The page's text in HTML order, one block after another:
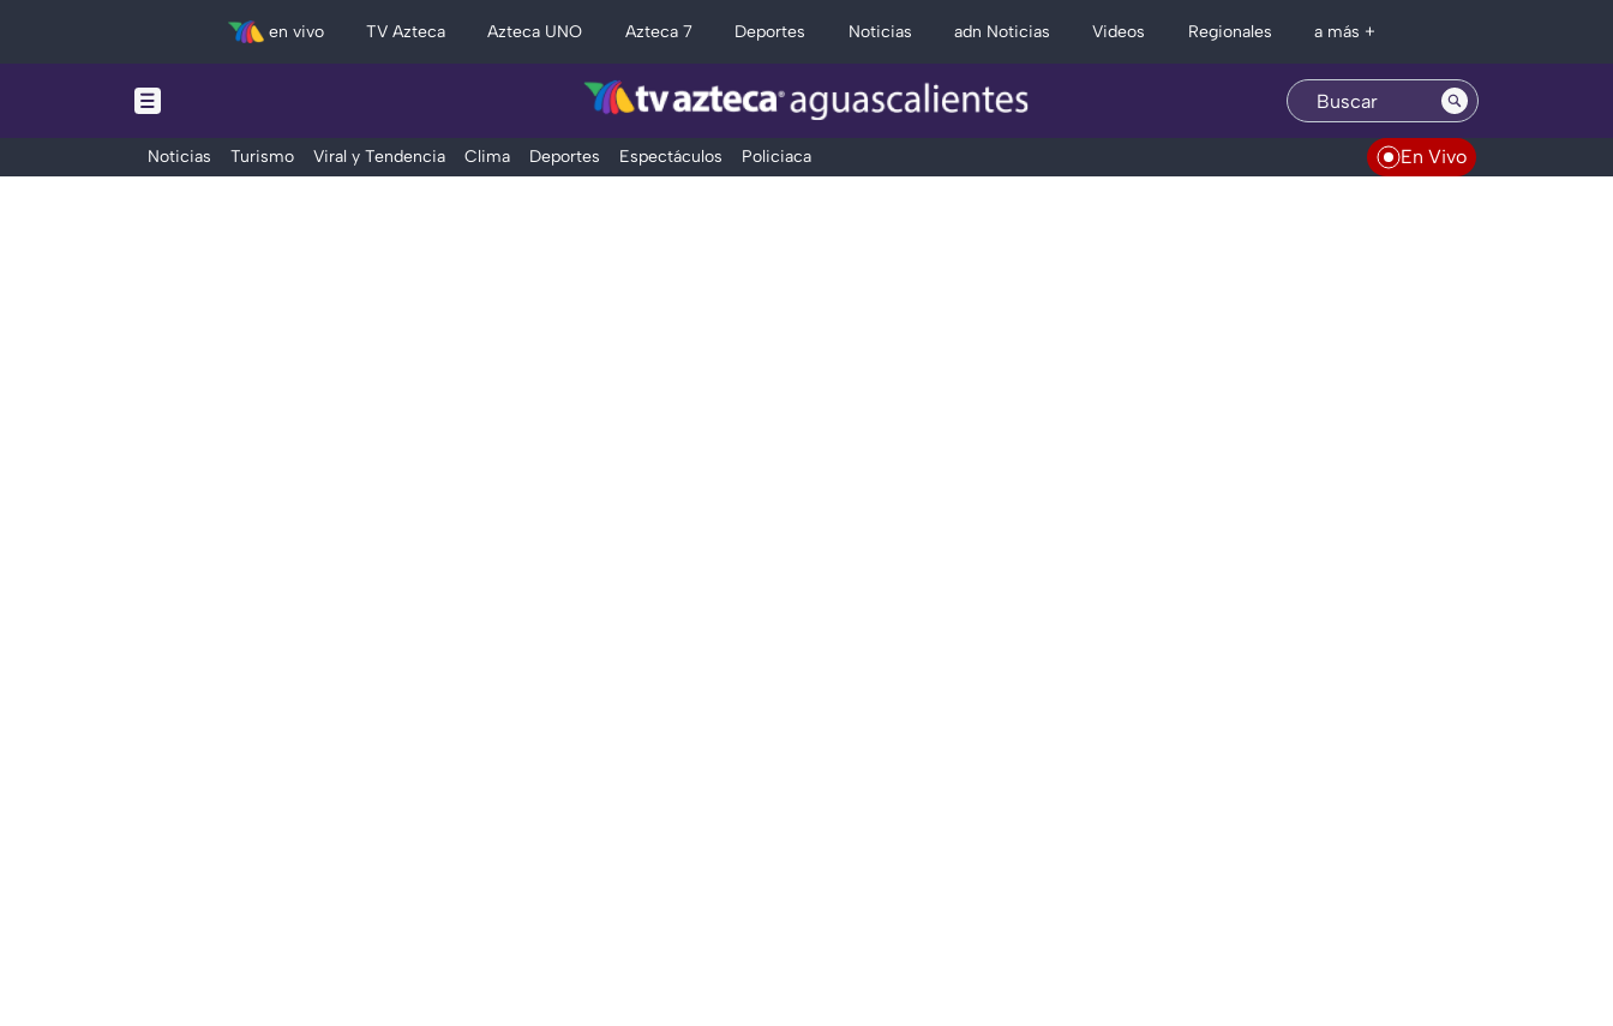
en vivo TV Azteca Azteca UNO Azteca 7 Deportes Noticias adn Noticias Videos Regionales a más +
Noticias Turismo Viral y Tendencia Clima Deportes Espectáculos Policiaca En Vivo